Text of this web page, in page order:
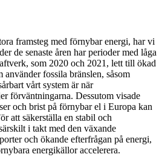
framsteg med förnybar energi, har vi
de senaste åren har perioder med låga
som 2020 och 2021, lett till ökad
fossila bränslen, såsom
vårt system är när
förväntningarna. Dessutom visade
och brist på förnybar el i Europa kan
att säkerställa en stabil och
i takt med den växande
och ökande efterfrågan på energi,
energikällor accelerera.